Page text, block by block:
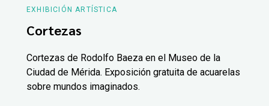
EXHIBICIÓN ARTÍSTICA
Cortezas
Cortezas de Rodolfo Baeza en el Museo de la
Ciudad de Mérida. Exposición gratuita de acuarelas
sobre mundos imaginados.